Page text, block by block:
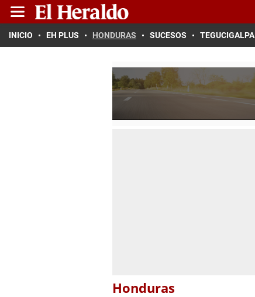
INICIO EH PLUS HONDURAS SUCESOS TEGUCIGALPA
Honduras